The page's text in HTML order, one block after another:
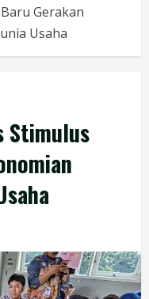
Gerakan
Usaha
Stimulus